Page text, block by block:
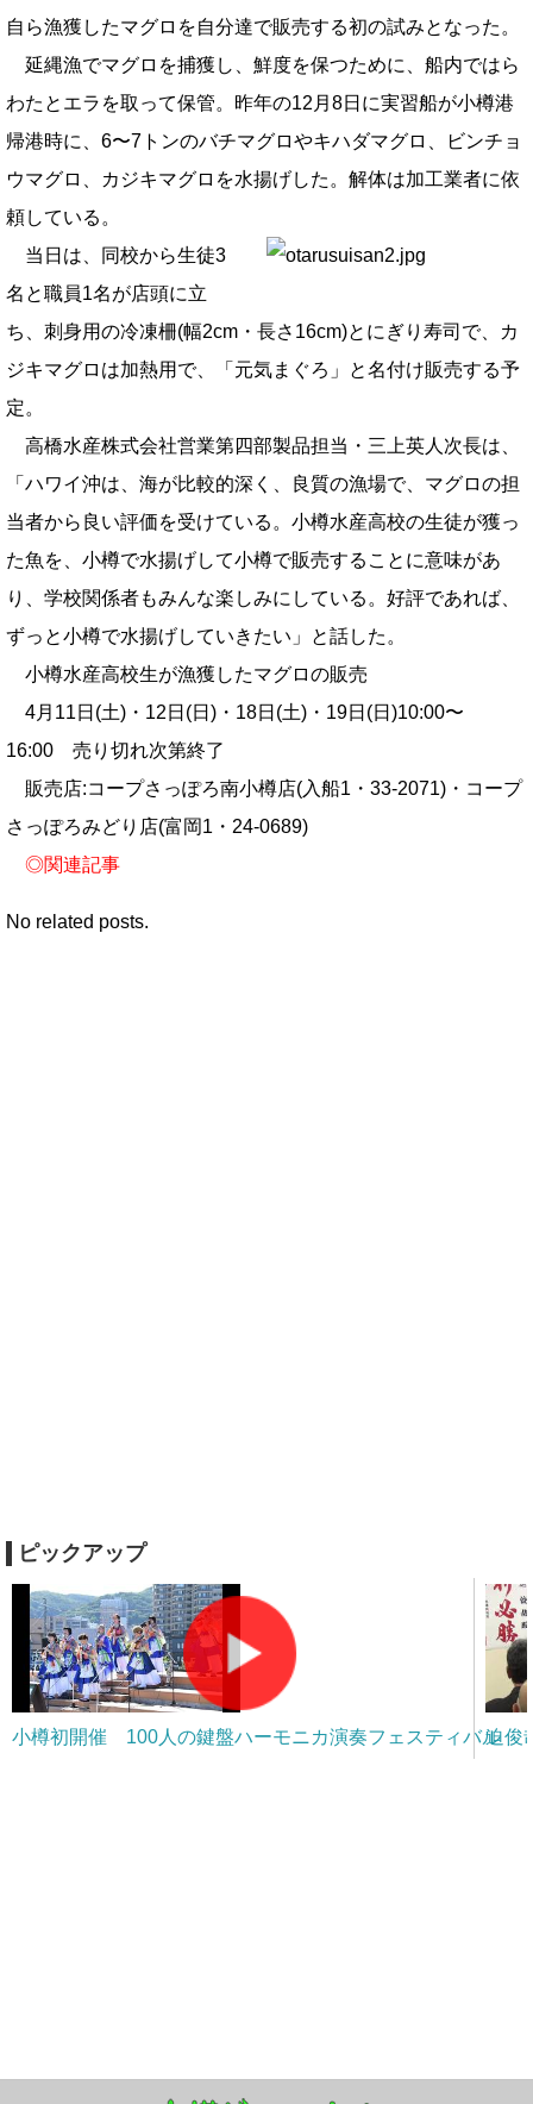
自ら漁獲したマグロを自分達で販売する初の試みとなった。
延縄漁でマグロを捕獲し、鮮度を保つために、船内ではら
わたとエラを取って保管。昨年の12月8日に実習船が小樽港
帰港時に、6〜7トンのバチマグロやキハダマグロ、ビンチョ
ウマグロ、カジキマグロを水揚げした。解体は加工業者に依
頼している。
当日は、同校から生徒3
名と職員1名が店頭に立
ち、刺身用の冷凍柵(幅2cm・長さ16cm)とにぎり寿司で、カ
ジキマグロは加熱用で、「元気まぐろ」と名付け販売する予
定。
高橋水産株式会社営業第四部製品担当・三上英人次長は、
「ハワイ沖は、海が比較的深く、良質の漁場で、マグロの担
当者から良い評価を受けている。小樽水産高校の生徒が獲っ
た魚を、小樽で水揚げして小樽で販売することに意味があ
り、学校関係者もみんな楽しみにしている。好評であれば、
ずっと小樽で水揚げしていきたい」と話した。
小樽水産高校生が漁獲したマグロの販売
4月11日(土)・12日(日)・18日(土)・19日(日)10:00〜
16:00 売り切れ次第終了
販売店:コープさっぽろ南小樽店(入船1・33-2071)・コープ
さっぽろみどり店(富岡1・24-0689)
◎関連記事
No related posts.
ピックアップ
小樽初開催 100人の鍵盤ハーモニカ演奏フェスティバル迫俊